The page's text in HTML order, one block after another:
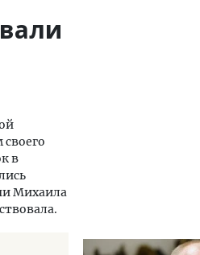
в
Михаила